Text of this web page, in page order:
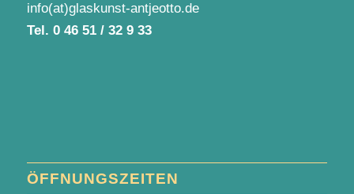
info(at)glaskunst-antjeotto.de
Tel. 0 46 51 / 32 9 33
ÖFFNUNGSZEITEN